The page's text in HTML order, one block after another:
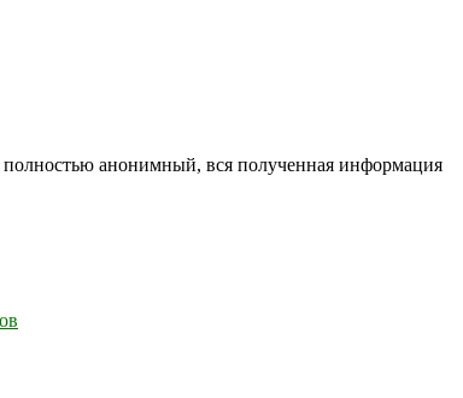
анонимный, вся полученная информация